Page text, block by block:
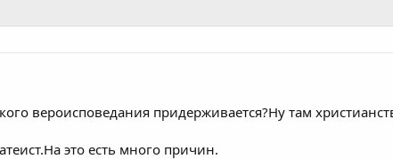
вероисповедания придерживается?Ну там
это есть много причин.